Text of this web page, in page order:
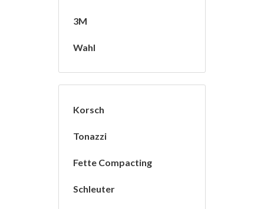
3M
Wahl
Korsch
Tonazzi
Fette Compacting
Schleuter